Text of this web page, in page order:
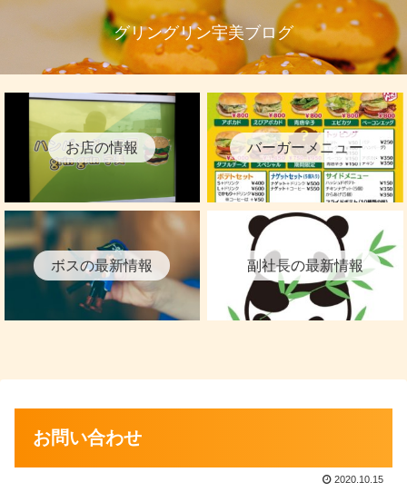
グリングリン宇美ブログ
お店の情報 バーガーメニュー
ボスの最新情報 副社長の最新情報
お問い合わせ
2020.10.15